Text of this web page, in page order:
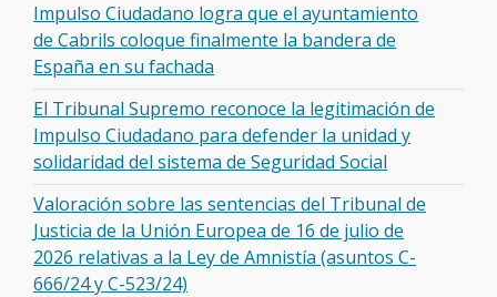
Impulso Ciudadano logra que el ayuntamiento
de Cabrils coloque finalmente la bandera de
España en su fachada
El Tribunal Supremo reconoce la legitimación de
Impulso Ciudadano para defender la unidad y
solidaridad del sistema de Seguridad Social
Valoración sobre las sentencias del Tribunal de
Justicia de la Unión Europea de 16 de julio de
2026 relativas a la Ley de Amnistía (asuntos C-
666/24 y C-523/24)